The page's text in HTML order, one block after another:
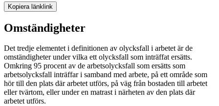
Kopiera länklink
Omständigheter
Det tredje elementet i definitionen av olycksfall i arbetet är de
omständigheter under vilka ett olycksfall som inträffat ersätts.
Omkring 95 procent av de arbetsolycksfall som ersätts som
arbetsolycksfall inträffar i samband med arbete, på ett område som
hör till den plats där arbetet utförs, på väg från bostaden till arbetet
eller tvärtom, eller under en matrast i närheten av den plats där
arbetet utförs.